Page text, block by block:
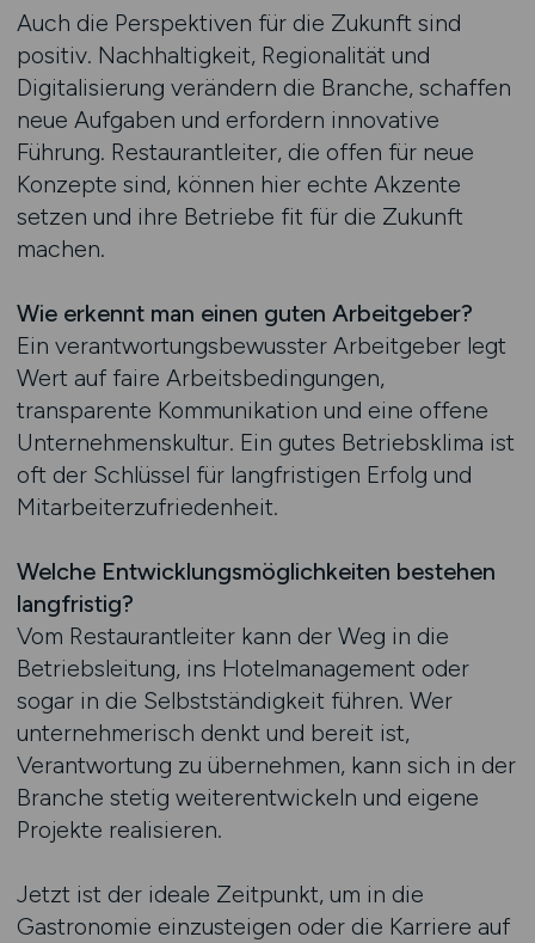
Auch die Perspektiven für die Zukunft sind
positiv. Nachhaltigkeit, Regionalität und
Digitalisierung verändern die Branche, schaffen
neue Aufgaben und erfordern innovative
Führung. Restaurantleiter, die offen für neue
Konzepte sind, können hier echte Akzente
setzen und ihre Betriebe fit für die Zukunft
machen.
Wie erkennt man einen guten Arbeitgeber?
Ein verantwortungsbewusster Arbeitgeber legt
Wert auf faire Arbeitsbedingungen,
transparente Kommunikation und eine offene
Unternehmenskultur. Ein gutes Betriebsklima ist
oft der Schlüssel für langfristigen Erfolg und
Mitarbeiterzufriedenheit.
Welche Entwicklungsmöglichkeiten bestehen
langfristig?
Vom Restaurantleiter kann der Weg in die
Betriebsleitung, ins Hotelmanagement oder
sogar in die Selbstständigkeit führen. Wer
unternehmerisch denkt und bereit ist,
Verantwortung zu übernehmen, kann sich in der
Branche stetig weiterentwickeln und eigene
Projekte realisieren.
Jetzt ist der ideale Zeitpunkt, um in die
Gastronomie einzusteigen oder die Karriere auf